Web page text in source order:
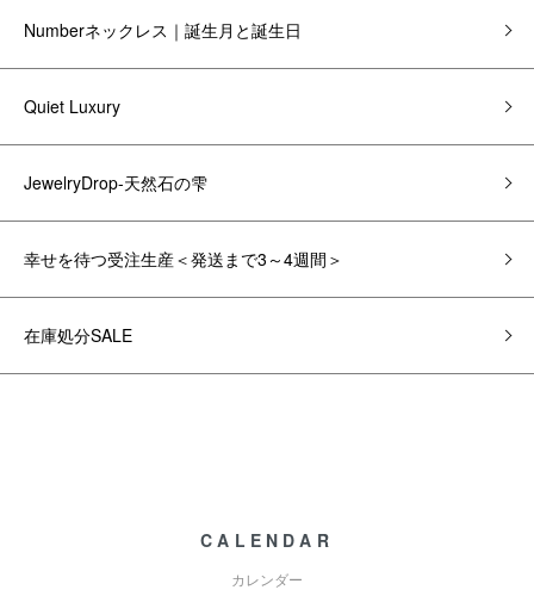
Numberネックレス｜誕生月と誕生日
Quiet Luxury
JewelryDrop-天然石の雫
幸せを待つ受注生産＜発送まで3～4週間＞
在庫処分SALE
CALENDAR
カレンダー